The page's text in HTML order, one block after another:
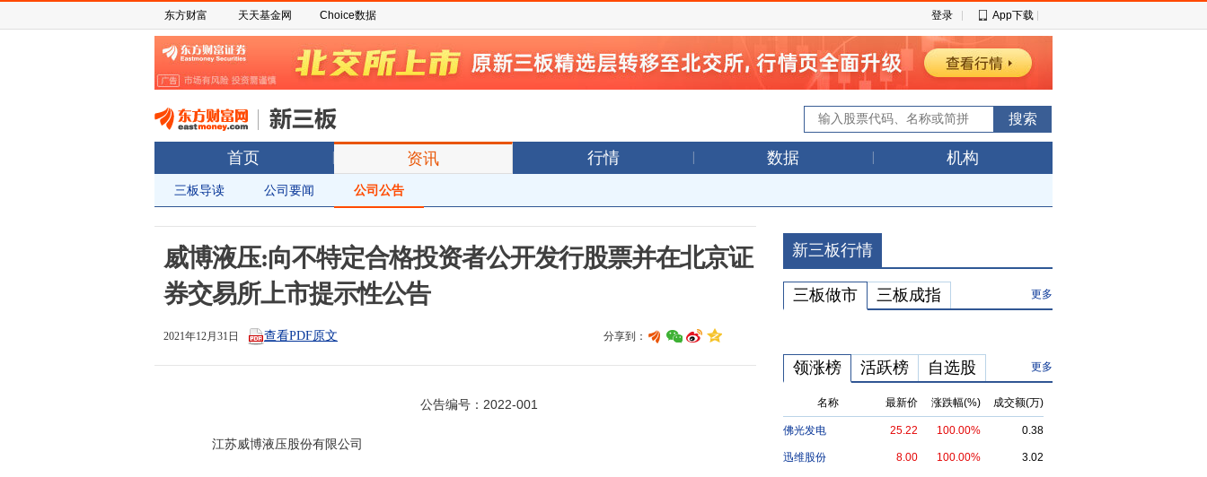
东方财富 天天基金网 Choice数据 登录 App下载
首页 资讯 行情 数据 机构
三板导读 公司要闻 公司公告
威博液压:向不特定合格投资者公开发行股票并在北京证
券交易所上市提示性公告
2021年12月31日 查看PDF原文 分享到：
新三板行情
三板做市 三板成指 更多
领涨榜 活跃榜 自选股 更多
名称 最新价 涨跌幅(%) 成交额(万)
佛光发电 25.22 100.00% 0.38
迅维股份 8.00 100.00% 3.02